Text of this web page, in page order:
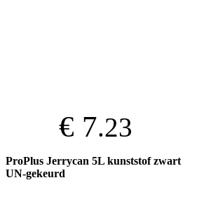
€ 7.23
ProPlus Jerrycan 5L kunststof zwart
UN-gekeurd